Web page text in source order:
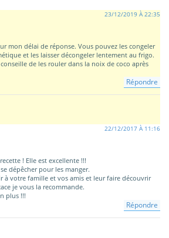
23/12/2019 À 22:35
mon délai de réponse. Vous pouvez les congeler
et les laisser décongeler lentement au frigo.
de les rouler dans la noix de coco après
Répondre
22/12/2017 À 11:16
! Elle est excellente !!!
dépêcher pour les manger.
à votre famille et vos amis et leur faire découvrir
je vous la recommande.
plus !!!
Répondre